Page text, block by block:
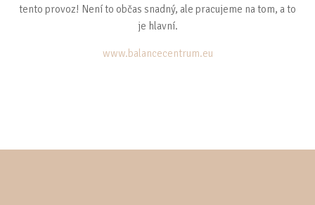
tento provoz! Není to občas snadný, ale pracujeme na tom, a to
je hlavní.
www.balancecentrum.eu